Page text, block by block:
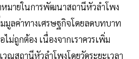
หมายในการพัฒนาสถานีหัวลำโพง
มูลค่าทางเศรษฐกิจโดยลดบทบาท
ม่ถูกต้อง เนื่องจากเราควรเพิ่ม
ณสถานีหัวลำโพงโดยวัดระยะเวลา